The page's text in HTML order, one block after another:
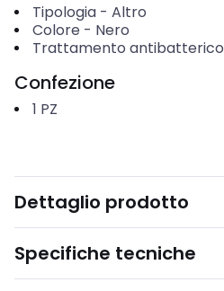
Tipologia- Altro
Colore - Nero
Trattamento antibatterico
Confezione
1 PZ
Dettaglio prodotto
Specifiche tecniche